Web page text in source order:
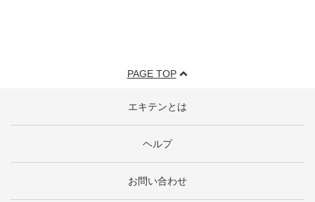
PAGE TOP
エキテンとは
ヘルプ
お問い合わせ